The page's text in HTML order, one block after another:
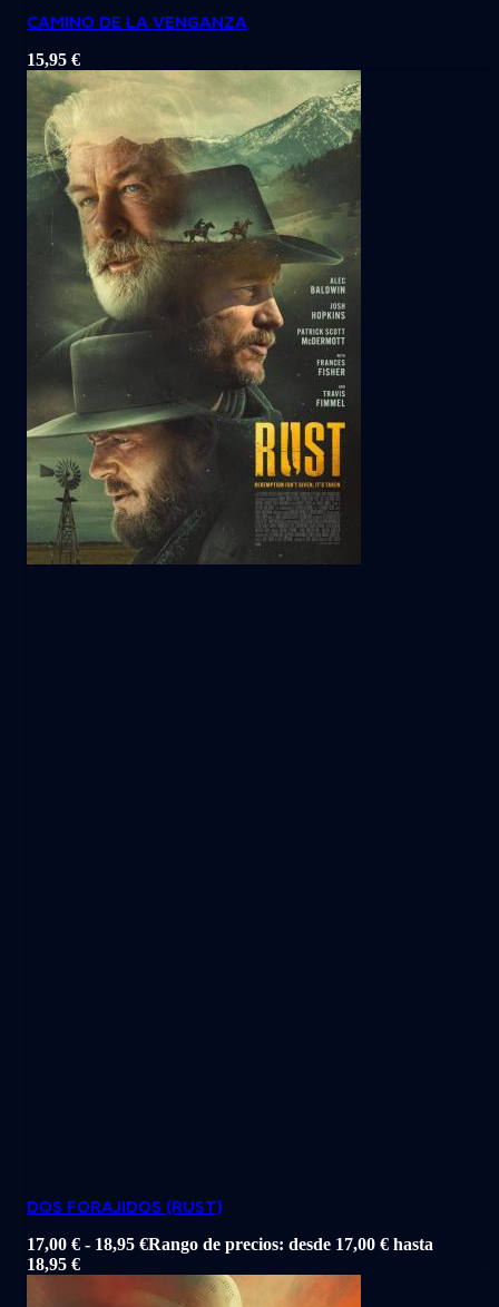
CAMINO DE LA VENGANZA
15,95 €
DOS FORAJIDOS (RUST)
17,00 € - 18,95 €Rango de precios: desde 17,00 € hasta
18,95 €